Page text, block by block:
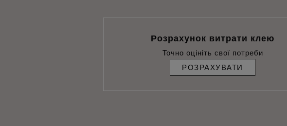
Розрахунок витрати клею
Точно оцініть свої потреби
РОЗРАХУВАТИ